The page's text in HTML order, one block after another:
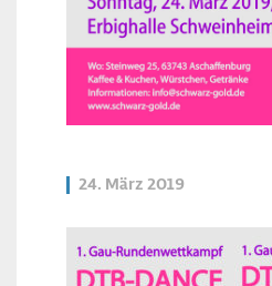
24. März 2019